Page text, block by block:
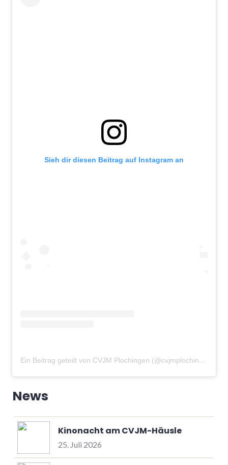
Sieh dir diesen Beitrag auf Instagram an
Ein Beitrag geteilt von CVJM Plochingen (@cvjmplochingen)
News
Kinonacht am CVJM-Häusle
25. Juli 2026